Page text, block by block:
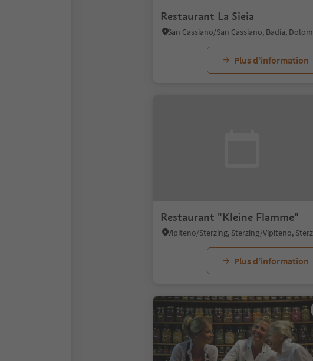
Restaurant La Sieia
Plus d’information
Restaurant "Kleine Flamme"
Plus d’information